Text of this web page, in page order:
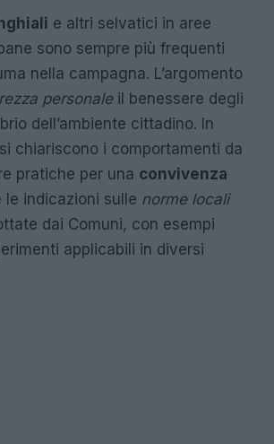
e altri selvatici in aree
sono sempre più frequenti
nella campagna. L’argomento
personaleil benessere degli
dell’ambiente cittadino. In
chiariscono i comportamenti da
pratiche per una convivenza
le indicazioni sulle norme locali
dai Comuni, con esempi
applicabili in diversi